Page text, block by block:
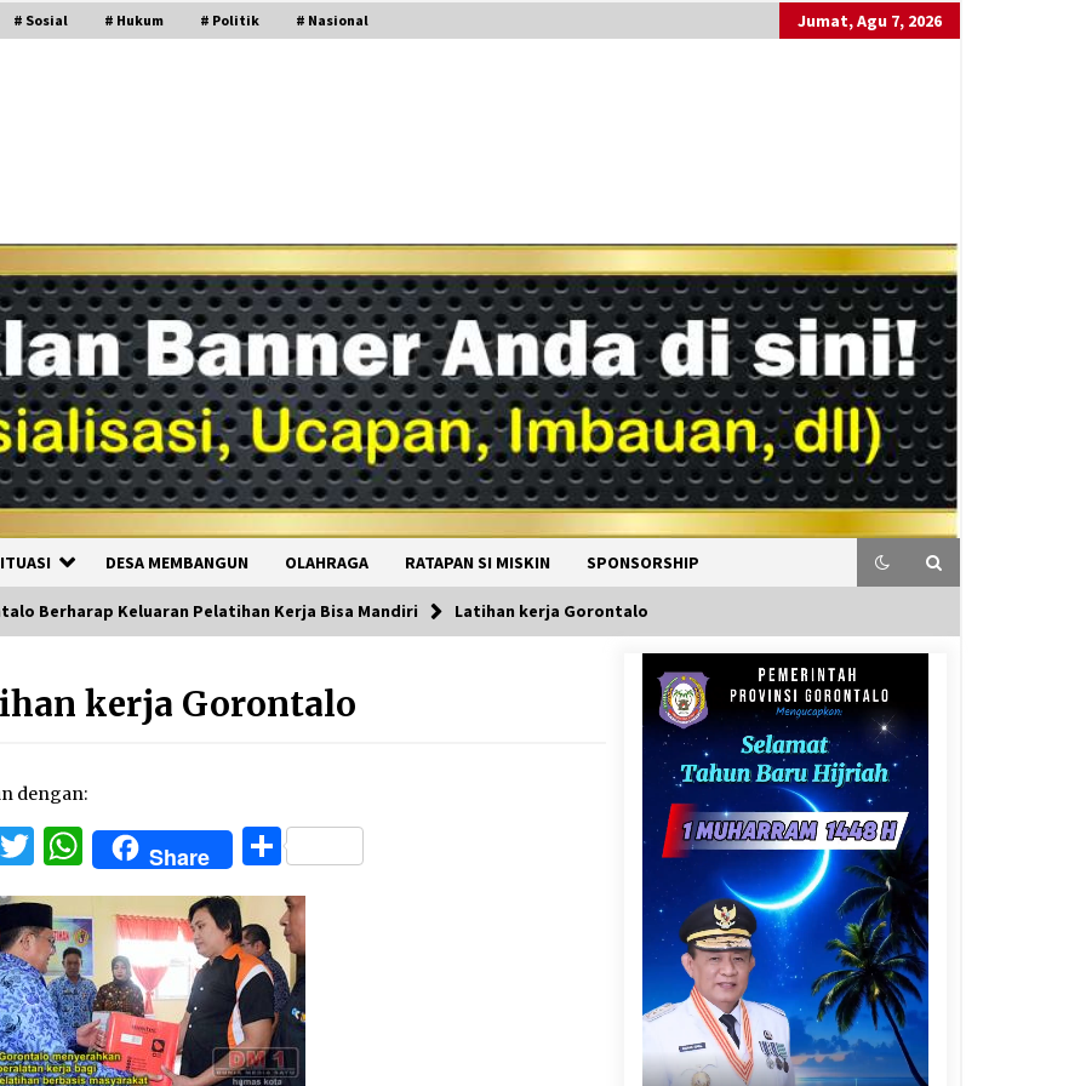
# Sosial # Hukum # Politik # Nasional Jumat, Agu 7, 2026
DESA MEMBANGUN OLAHRAGA RATAPAN SI MISKIN SPONSORSHIP
Berharap Keluaran Pelatihan Kerja Bisa Mandiri Latihan kerja Gorontalo
kerja Gorontalo
dengan:
Twitter
WhatsApp
Share Share